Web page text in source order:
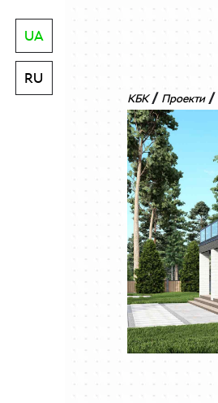
UA
RU
КБК / Проекти /